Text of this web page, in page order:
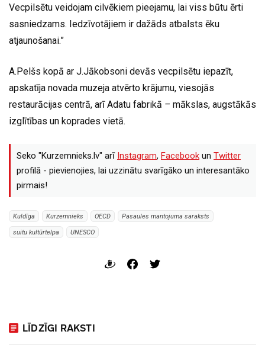
Vecpilsētu veidojam cilvēkiem pieejamu, lai viss būtu ērti
sasniedzams. Iedzīvotājiem ir dažāds atbalsts ēku
atjaunošanai.”
A.Pelšs kopā ar J.Jākobsoni devās vecpilsētu iepazīt,
apskatīja novada muzeja atvērto krājumu, viesojās
restaurācijas centrā, arī Adatu fabrikā – mākslas, augstākās
izglītības un koprades vietā.
Seko "Kurzemnieks.lv" arī Instagram, Facebook un Twitter
profilā - pievienojies, lai uzzinātu svarīgāko un interesantāko
pirmais!
Kuldīga Kurzemnieks OECD Pasaules mantojuma saraksts
suitu kultūrtelpa UNESCO
LĪDZĪGI RAKSTI